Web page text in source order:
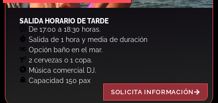
SALIDA HORARIO DE TARDE
De 17:00 a 18:30 horas.
Salida de 1 hora y media de duración
Opción baño en el mar.
2 cervezas o 1 copa.
Música comercial DJ.
Capacidad 150 pax
SOLICITA INFORMACIÓN